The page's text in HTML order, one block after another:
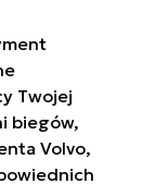
Twojej
biegów,
Volvo,